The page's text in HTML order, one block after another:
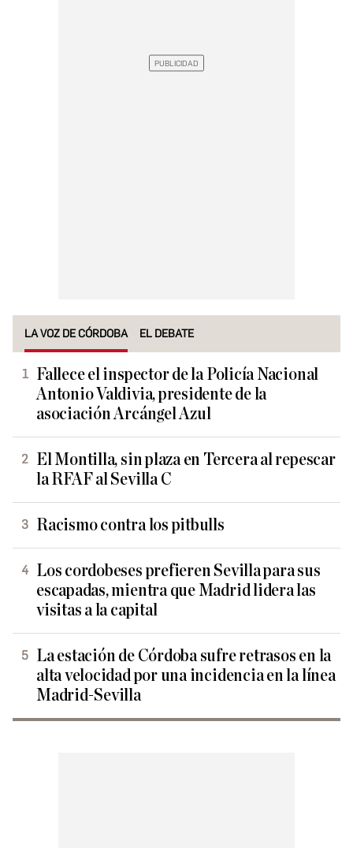
LA VOZ DE CÓRDOBA EL DEBATE
Fallece el inspector de la Policía Nacional
Antonio Valdivia, presidente de la
asociación Arcángel Azul
El Montilla, sin plaza en Tercera al repescar
la RFAF al Sevilla C
Racismo contra los pitbulls
Los cordobeses prefieren Sevilla para sus
escapadas, mientra que Madrid lidera las
visitas a la capital
La estación de Córdoba sufre retrasos en la
alta velocidad por una incidencia en la línea
Madrid-Sevilla